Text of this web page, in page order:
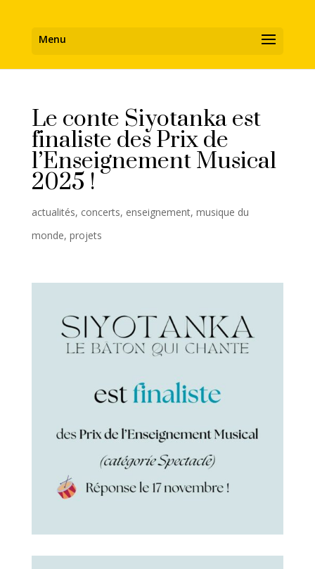
Le conte Siyotanka est
finaliste des Prix de
l’Enseignement Musical
2025 !
actualités, concerts, enseignement, musique du
monde, projets